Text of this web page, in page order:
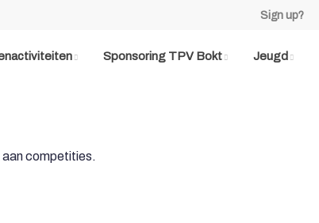
Sign up?
Sponsoring TPV Bokt Jeugd
aan competities.